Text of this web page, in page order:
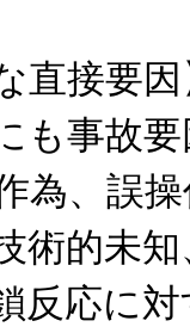
直接要
も事故
為、誤
術的未
反応に